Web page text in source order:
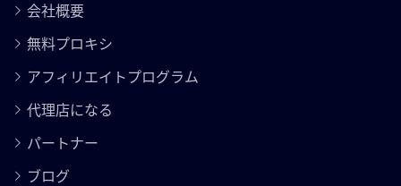
会社概要
無料プロキシ
アフィリエイトプログラム
代理店になる
パートナー
ブログ